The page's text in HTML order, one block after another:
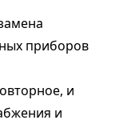
приборов
и
и